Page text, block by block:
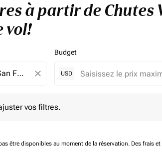
à partir de
vol!
close
Budget
USD
vos filtres.
être disponibles au moment de la réservation. Des frais